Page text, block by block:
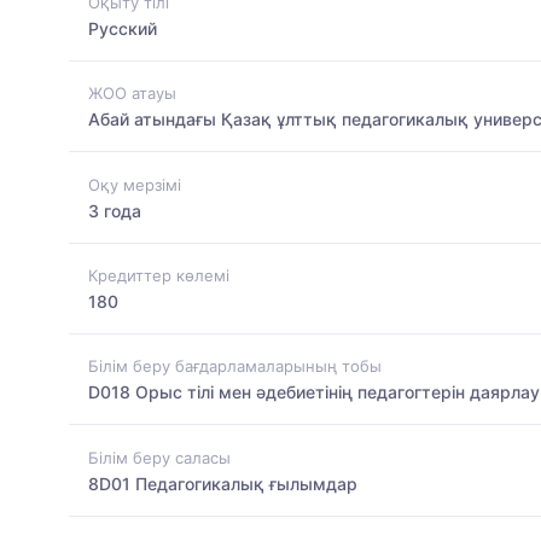
Русский
ЖОО атауы
Абай атындағы Қазақ ұлттық педагогикалық
Оқу мерзімі
3 года
Кредиттер көлемі
180
Білім беру бағдарламаларының тобы
D018 Орыс тілі мен әдебиетінің педагогтерін даярлау
Білім беру саласы
8D01 Педагогикалық ғылымдар